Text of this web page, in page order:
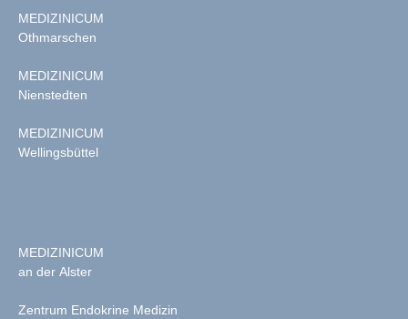
MEDIZINICUM
Othmarschen
MEDIZINICUM
Nienstedten
MEDIZINICUM
Wellingsbüttel
MEDIZINICUM
an der Alster
Zentrum Endokrine Medizin